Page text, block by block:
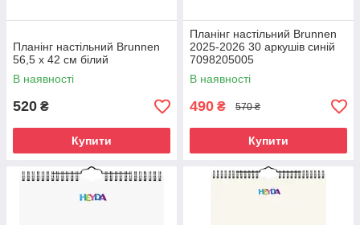
Планінг настільний Brunnen
56,5 x 42 см білий
В наявності
520 ₴
Купити
Планінг настільний Brunnen
2025-2026 30 аркушів синій
7098205005
В наявності
490 ₴ 570 ₴
Купити